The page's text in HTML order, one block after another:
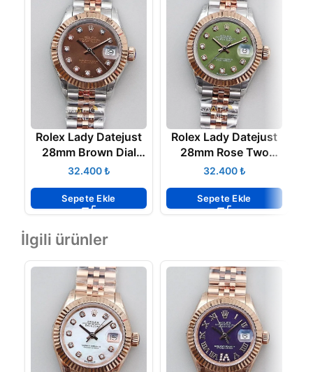
Rolex Lady Datejust
28mm Brown Dial
279171G Eta Saat
₺
Sepete Ekle
Rolex Lady Datejust
28mm Rose Two
Tone 279173 Eta
₺
Sepete Ekle
İlgili ürünler